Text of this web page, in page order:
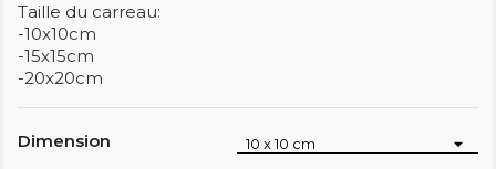
Taille du carreau:
-10x10cm
-15x15cm
-20x20cm
Dimension